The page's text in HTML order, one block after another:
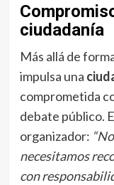
ciudadanía
Más allá de
impulsa una
comprometida
debate público.
organizador:
necesitamos
con